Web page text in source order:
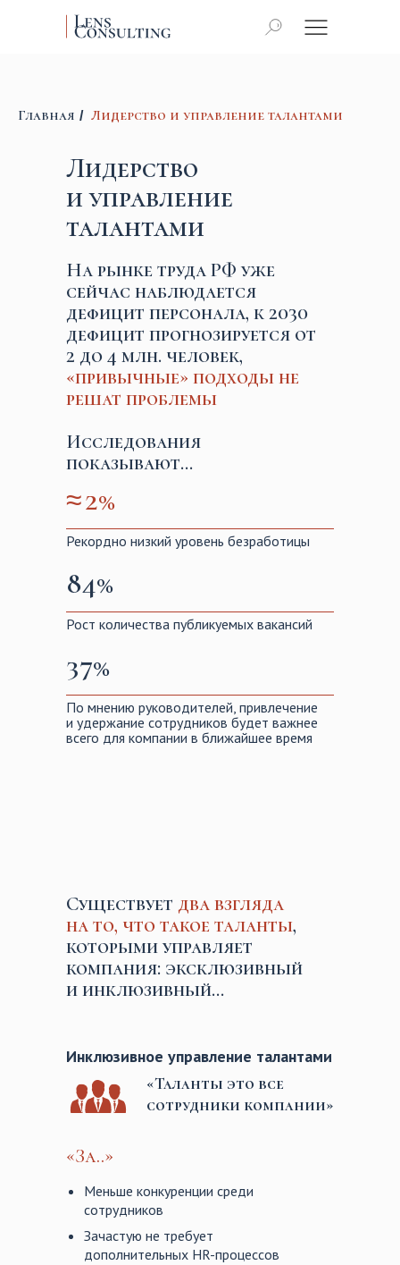
Главная / Лидерство и управление талантами
Лидерство
и управление
талантами
Исследования
показывают...
На рынке труда РФ уже
сейчас наблюдается
дефицит персонала, к 2030
дефицит прогнозируется от
2 до 4 млн. человек,
«привычные» подходы не
решат проблемы
37%
84%
По мнению руководителей, привлечение
и удержание сотрудников будет важнее
всего для компании в ближайшее время
Рост количества публикуемых вакансий
Рекордно низкий уровень безработицы
≈2%
Существует два взгляда
на то, что такое таланты,
которыми управляет
компания: эксклюзивный
и инклюзивный…
Инклюзивное управление талантами
«Таланты это все
сотрудники компании»
«За..»
Меньше конкуренции среди
сотрудников
Зачастую не требует
дополнительных HR-процессов